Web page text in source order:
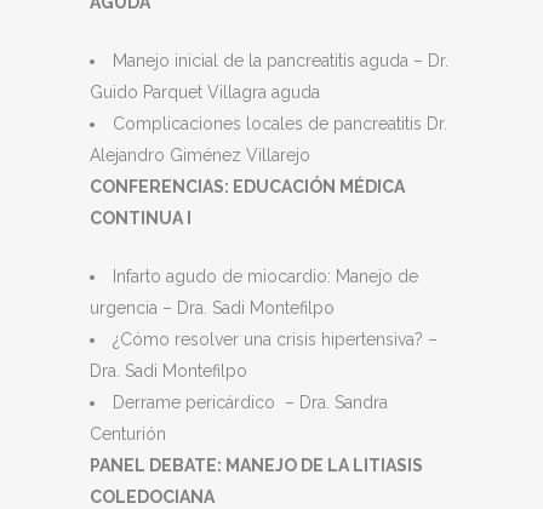
Manejo inicial de la pancreatitis aguda – Dr.
Guido Parquet Villagra aguda
Complicaciones locales de pancreatitis Dr.
Alejandro Giménez Villarejo
CONFERENCIAS: EDUCACIÓN MÉDICA
CONTINUA I
Infarto agudo de miocardio: Manejo de
urgencia – Dra. Sadi Montefilpo
¿Cómo resolver una crisis hipertensiva? –
Dra. Sadi Montefilpo
Derrame pericárdico – Dra. Sandra
Centurión
PANEL DEBATE: MANEJO DE LA LITIASIS
COLEDOCIANA